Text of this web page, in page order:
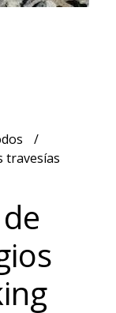
travesías